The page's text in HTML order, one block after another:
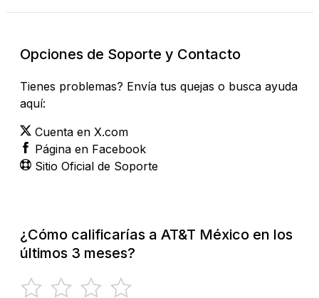
Opciones de Soporte y Contacto
Tienes problemas? Envía tus quejas o busca ayuda
aquí:
Cuenta en X.com
Página en Facebook
Sitio Oficial de Soporte
¿Cómo calificarías a AT&T México en los
últimos 3 meses?